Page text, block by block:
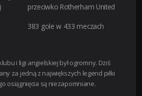
przeciwko Rotherham United
383 gole w 433 meczach
i ligi angielskiej był ogromny. Dziś
za jedną z największych legend piłki
osiągnięcia są niezapomniane.